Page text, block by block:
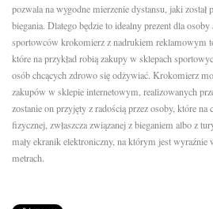
pozwala na wygodne mierzenie dystansu, jaki został
biegania. Dlatego będzie to idealny prezent dla
sportowców krokomierz z nadrukiem reklamowym
które na przykład robią zakupy w sklepach
osób chcących zdrowo się odżywiać. Krokomierz
zakupów w sklepie internetowym, realizowanych
zostanie on przyjęty z radością przez osoby, które
fizycznej, zwłaszcza związanej z bieganiem albo z
mały ekranik elektroniczny, na którym jest
metrach.